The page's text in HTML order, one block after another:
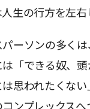
生の行方を左右
ーソンの多く
は「できる奴、
思われたくな